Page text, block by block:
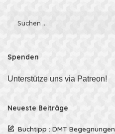
Spenden
Unterstütze uns via Patreon!
Neueste Beiträge
Buchtipp : DMT Begegnungen